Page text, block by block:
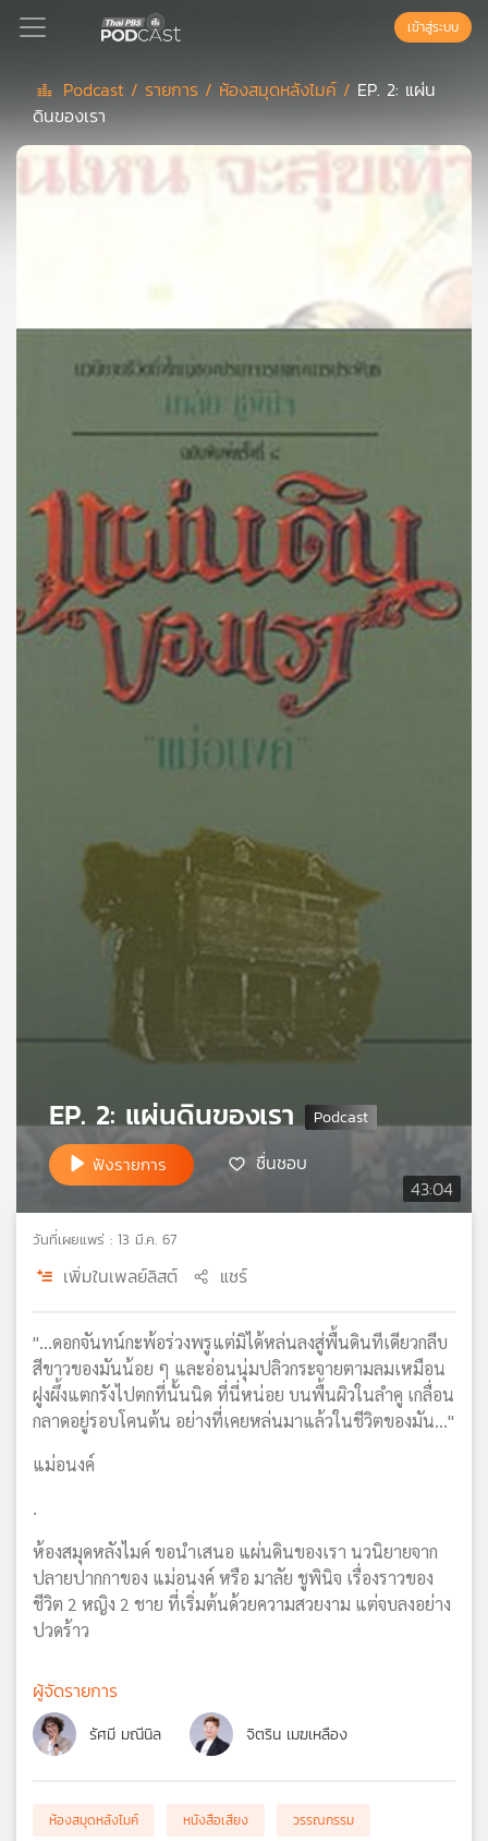
Podcast
เพล
คุณ
เพลง
วิทยุ
บี
แผนที่
วิทยุ
เครือ
เข้าสู่ระบบ
Podcast / รายการ / ห้องสมุดหลังไมค์ / EP. 2: แผ่น
ดินของเรา
43:04
EP. 2: แผ่นดินของเรา
ฟังรายการ ชื่นชอบ
วันที่เผยแพร่ : 13 มี.ค. 67
เพิ่มในเพลย์ลิสต์ แชร์
"...ดอกจันทน์กะพ้อร่วงพรูแต่มิได้หล่นลงสู่พื้นดินทีเดียวกลีบ
สีขาวของมันน้อย ๆ และอ่อนนุ่มปลิวกระจายตามลมเหมือน
ฝูงผึ้งแตกรังไปตกที่นั้นนิด ที่นี่หน่อย บนพื้นผิวในลำคู เกลื่อน
กลาดอยู่รอบโคนต้น อย่างที่เคยหล่นมาแล้วในชีวิตของมัน..."
แม่อนงค์
.
ห้องสมุดหลังไมค์ ขอนำเสนอ แผ่นดินของเรา นวนิยายจาก
ปลายปากกาของ แม่อนงค์ หรือ มาลัย ชูพินิจ เรื่องราวของ
ชีวิต 2 หญิง 2 ชาย ที่เริ่มต้นด้วยความสวยงาม แต่จบลงอย่าง
ปวดร้าว
ผู้จัดรายการ
รัศมี มณีนิล จิตริน เมฆเหลือง
ห้องสมุดหลังไมค์ หนังสือเสียง
วรรณกรรม